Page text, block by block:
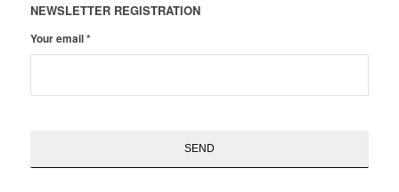
NEWSLETTER REGISTRATION
Your email*